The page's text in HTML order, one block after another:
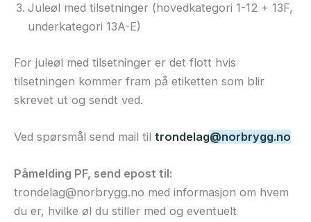
Juleøl med tilsetninger (hovedkategori 1-12 + 13F,
underkategori 13A-E)
For juleøl med tilsetninger er det flott hvis
tilsetningen kommer fram på etiketten som blir
skrevet ut og sendt ved.
Ved spørsmål send mail til trondelag@norbrygg.no
Påmelding PF, send epost til:
trondelag@norbrygg.no med informasjon om hvem
du er, hvilke øl du stiller med og eventuelt